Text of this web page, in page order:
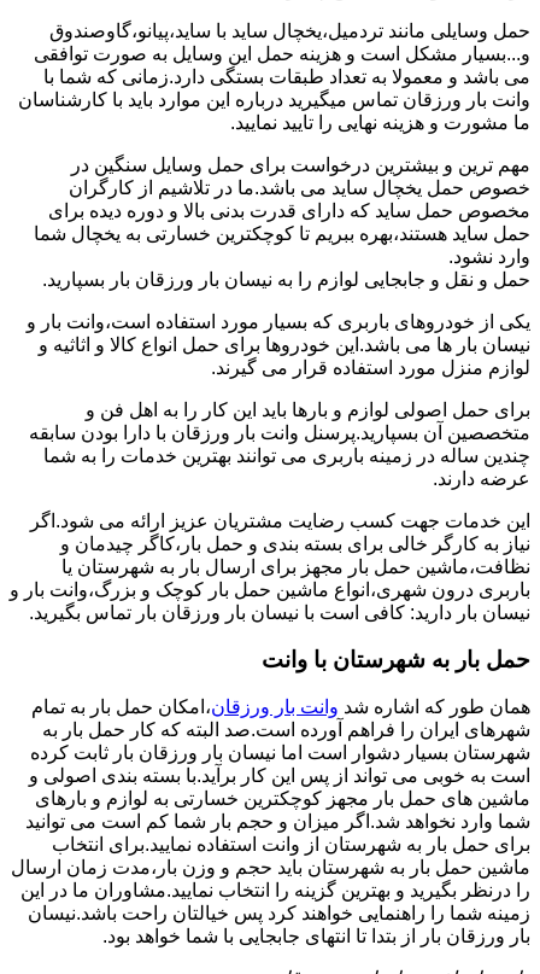
حمل وسایلی مانند تردمیل،یخچال ساید با ساید،پیانو،گاوصندوق
و...بسیار مشکل است و هزینه حمل این وسایل به صورت توافقی
می باشد و معمولا به تعداد طبقات بستگی دارد.زمانی که شما با
وانت بار ورزقان تماس میگیرید درباره این موارد باید با کارشناسان
ما مشورت و هزینه نهایی را تایید نمایید.
مهم ترین و بیشترین درخواست برای حمل وسایل سنگین در
خصوص حمل یخچال ساید می باشد.ما در تلاشیم از کارگران
مخصوص حمل ساید که دارای قدرت بدنی بالا و دوره دیده برای
حمل ساید هستند،بهره ببریم تا کوچکترین خسارتی به یخچال شما
وارد نشود.
حمل و نقل و جابجایی لوازم را به نیسان بار ورزقان بار بسپارید.
یکی از خودروهای باربری که بسیار مورد استفاده است،وانت بار و
نیسان بار ها می باشد.این خودروها برای حمل انواع کالا و اثاثیه و
لوازم منزل مورد استفاده قرار می گیرند.
برای حمل اصولی لوازم و بارها باید این کار را به اهل فن و
متخصصین آن بسپارید.پرسنل وانت بار ورزقان با دارا بودن سابقه
چندین ساله در زمینه باربری می توانند بهترین خدمات را به شما
عرضه دارند.
این خدمات جهت کسب رضایت مشتریان عزیز ارائه می شود.اگر
نیاز به کارگر خالی برای بسته بندی و حمل بار،کاگر چیدمان و
نظافت،ماشین حمل بار مجهز برای ارسال بار به شهرستان یا
باربری درون شهری،انواع ماشین حمل بار کوچک و بزرگ،وانت بار و
نیسان بار دارید: کافی است با نیسان بار ورزقان بار تماس بگیرید.
حمل بار به شهرستان با وانت
همان طور که اشاره شد وانت بار ورزقان،امکان حمل بار به تمام
شهرهای ایران را فراهم آورده است.صد البته که کار حمل بار به
شهرستان بسیار دشوار است اما نیسان بار ورزقان بار ثابت کرده
است به خوبی می تواند از پس این کار برآید.با بسته بندی اصولی و
ماشین های حمل بار مجهز کوچکترین خسارتی به لوازم و بارهای
شما وارد نخواهد شد.اگر میزان و حجم بار شما کم است می توانید
برای حمل بار به شهرستان از وانت استفاده نمایید.برای انتخاب
ماشین حمل بار به شهرستان باید حجم و وزن بار،مدت زمان ارسال
را درنظر بگیرید و بهترین گزینه را انتخاب نمایید.مشاوران ما در این
زمینه شما را راهنمایی خواهند کرد پس خیالتان راحت باشد.نیسان
بار ورزقان بار از بتدا تا انتهای جابجایی با شما خواهد بود.